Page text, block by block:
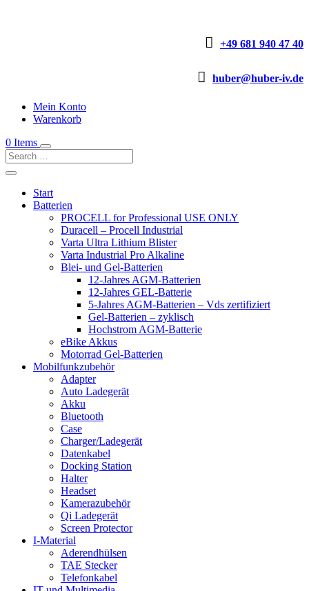
 +49 681 940 47 40
 huber@huber-iv.de
Mein Konto
Warenkorb
0 Items
Start
Batterien
PROCELL for Professional USE ONLY
Duracell – Procell Industrial
Varta Ultra Lithium Blister
Varta Industrial Pro Alkaline
Blei- und Gel-Batterien
12-Jahres AGM-Batterien
12-Jahres GEL-Batterie
5-Jahres AGM-Batterien – Vds zertifiziert
Gel-Batterien – zyklisch
Hochstrom AGM-Batterie
eBike Akkus
Motorrad Gel-Batterien
Mobilfunkzubehör
Adapter
Auto Ladegerät
Akku
Bluetooth
Case
Charger/Ladegerät
Datenkabel
Docking Station
Halter
Headset
Kamerazubehör
Qi Ladegerät
Screen Protector
I-Material
Aderendhülsen
TAE Stecker
Telefonkabel